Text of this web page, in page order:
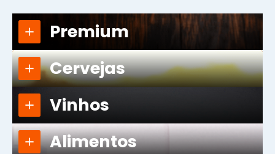
Premium
Cervejas
Vinhos
Alimentos